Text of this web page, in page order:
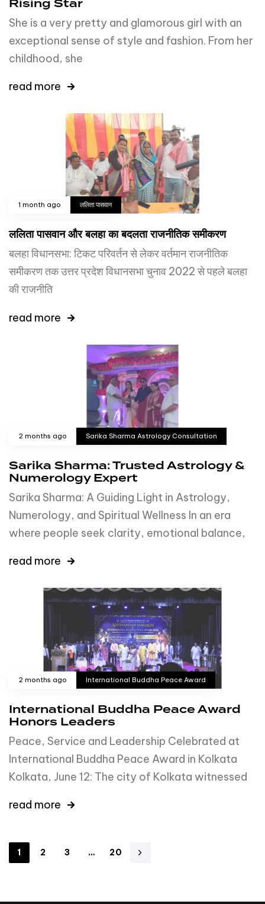
She is a very pretty and glamorous girl with an
exceptional sense of style and fashion. From her
childhood, she
read more
1 month ago ललिता पासवान
ललिता पासवान और बलहा का बदलता राजनीतिक समीकरण
बलहा विधानसभा: टिकट परिवर्तन से लेकर वर्तमान राजनीतिक
समीकरण तक उत्तर प्रदेश विधानसभा चुनाव 2022 से पहले बलहा
की राजनीति
read more
2 months ago Sarika Sharma Astrology Consultation
Sarika Sharma: Trusted Astrology &
Numerology Expert
Sarika Sharma: A Guiding Light in Astrology,
Numerology, and Spiritual Wellness In an era
where people seek clarity, emotional balance,
read more
2 months ago International Buddha Peace Award
International Buddha Peace Award
Honors Leaders
Peace, Service and Leadership Celebrated at
International Buddha Peace Award in Kolkata
Kolkata, June 12: The city of Kolkata witnessed
read more
1 2 3 … 20